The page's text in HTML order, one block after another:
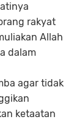
rakyat
Allah
dalam
agar tidak
ketaatan